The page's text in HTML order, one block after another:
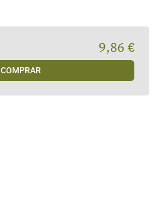
9,86 €
COMPRAR